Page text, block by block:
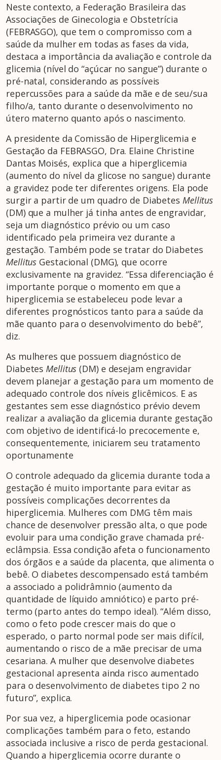
Neste contexto, a Federação Brasileira das
Associações de Ginecologia e Obstetrícia
(FEBRASGO), que tem o compromisso com a
saúde da mulher em todas as fases da vida,
destaca a importância da avaliação e controle da
glicemia (nível do “açúcar no sangue”) durante o
pré-natal, considerando as possíveis
repercussões para a saúde da mãe e de seu/sua
filho/a, tanto durante o desenvolvimento no
útero materno quanto após o nascimento.
A presidente da Comissão de Hiperglicemia e
Gestação da FEBRASGO, Dra. Elaine Christine
Dantas Moisés, explica que a hiperglicemia
(aumento do nível da glicose no sangue) durante
a gravidez pode ter diferentes origens. Ela pode
surgir a partir de um quadro de Diabetes Mellitus
(DM) que a mulher já tinha antes de engravidar,
seja um diagnóstico prévio ou um caso
identificado pela primeira vez durante a
gestação. Também pode se tratar do Diabetes
Mellitus Gestacional (DMG), que ocorre
exclusivamente na gravidez. “Essa diferenciação é
importante porque o momento em que a
hiperglicemia se estabeleceu pode levar a
diferentes prognósticos tanto para a saúde da
mãe quanto para o desenvolvimento do bebê”,
diz.
As mulheres que possuem diagnóstico de
Diabetes Mellitus (DM) e desejam engravidar
devem planejar a gestação para um momento de
adequado controle dos níveis glicêmicos. E as
gestantes sem esse diagnóstico prévio devem
realizar a avaliação da glicemia durante gestação
com objetivo de identificá-lo precocemente e,
consequentemente, iniciarem seu tratamento
oportunamente
O controle adequado da glicemia durante toda a
gestação é muito importante para evitar as
possíveis complicações decorrentes da
hiperglicemia. Mulheres com DMG têm mais
chance de desenvolver pressão alta, o que pode
evoluir para uma condição grave chamada pré-
eclâmpsia. Essa condição afeta o funcionamento
dos órgãos e a saúde da placenta, que alimenta o
bebê. O diabetes descompensado está também
a associado a polidrâmnio (aumento da
quantidade de líquido amniótico) e parto pré-
termo (parto antes do tempo ideal). “Além disso,
como o feto pode crescer mais do que o
esperado, o parto normal pode ser mais difícil,
aumentando o risco de a mãe precisar de uma
cesariana. A mulher que desenvolve diabetes
gestacional apresenta ainda risco aumentado
para o desenvolvimento de diabetes tipo 2 no
futuro”, explica.
Por sua vez, a hiperglicemia pode ocasionar
complicações também para o feto, estando
associada inclusive a risco de perda gestacional.
Quando a hiperglicemia ocorre durante o